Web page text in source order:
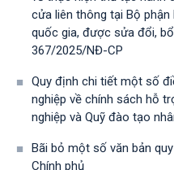
cửa liên thông tại Bộ
quốc gia, được sửa đổi,
367/2025/NĐ-СР
Quy định chi tiết một số
nghiệp về chính sách hỗ
nghiệp và Quỹ đào tạo
Bãi bỏ một số văn bản
Chính phủ